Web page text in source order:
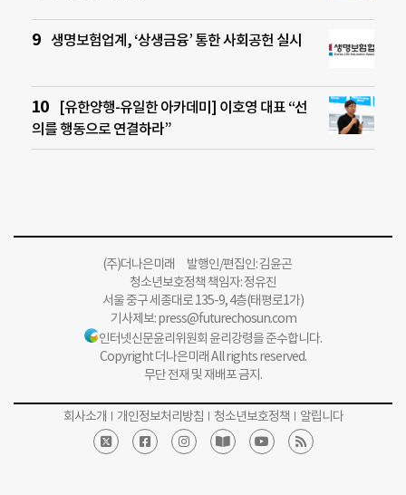
생명보험업계, ‘상생금융’ 통한 사회공헌 실시
[유한양행-유일한 아카데미] 이호영 대표 “선
의를 행동으로 연결하라”
(주)더나은미래 발행인/편집인: 김윤곤
청소년보호정책 책임자: 정유진
서울 중구 세종대로 135-9, 4층(태평로1가)
기사제보:press@futurechosun.com
인터넷신문윤리위원회 윤리강령을 준수합니다.
Copyright 더나은미래 All rights reserved.
무단 전재 및 재배포 금지.
회사소개 개인정보처리방침 청소년보호정책 알립니다